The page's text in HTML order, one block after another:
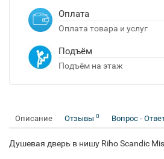
Оплата
Оплата товара и услуг
Подъём
Подъём на этаж
Описание Отзывы 0 Вопрос -
Душевая дверь в нишу Riho Scandic